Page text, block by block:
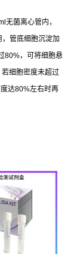
无菌离心管内，
管底细胞沉淀加
80%，可将细胞悬
若细胞密度未超过
达80%左右时再